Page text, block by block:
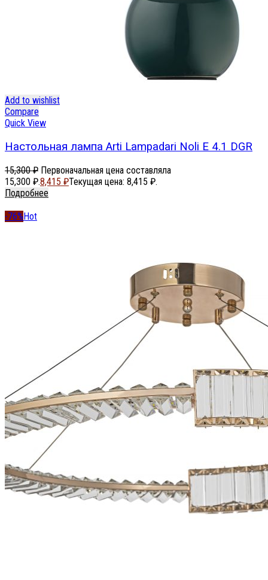
Add to wishlist
Compare
Quick View
Настольная лампа Arti Lampadari Noli E 4.1 DGR
15,300₽ Первоначальная цена составляла
15,300 ₽.8,415 ₽Текущая цена: 8,415 ₽.
Подробнее
-76%Hot